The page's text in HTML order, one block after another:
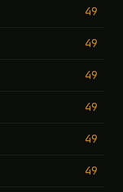
49
49
49
49
49
49